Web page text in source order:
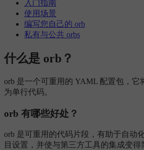
入门指南
使用场景
编写您自己的 orb
私有与公共 orbs
什么是 orb？
orb 是一个可重用的 YAML 配置包，它
为单行代码。
orb 有哪些好处？
orb 是可重用的代码片段，有助于自动
目设置，并使与第三方工具的集成变得